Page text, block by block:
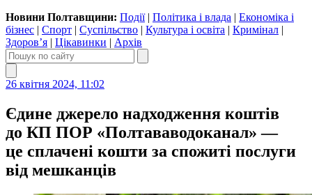
Новини Полтавщини: Події| Політика і влада | Економіка і
бізнес | Спорт | Суспільство | Культура і освіта | Кримінал |
Здоров’я | Цікавинки | Архів
26 квітня 2024, 11:02
Єдине джерело надходження коштів
до КП ПОР «Полтававодоканал» —
це сплачені кошти за спожиті послуги
від мешканців